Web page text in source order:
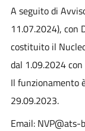
A seguito di
11.07.2024), con
costituito il
dal 1.09.2024
Il funzionamento
29.09.2023.
Email: NVP@ats-